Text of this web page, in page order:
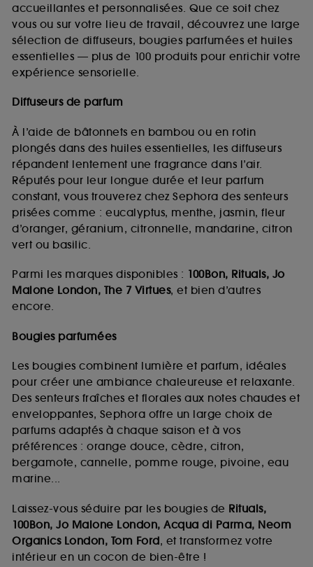
accueillantes et personnalisées. Que ce soit chez
vous ou sur votre lieu de travail, découvrez une large
sélection de diffuseurs, bougies parfumées et huiles
essentielles — plus de 100 produits pour enrichir votre
expérience sensorielle.
Diffuseurs de parfum
À l’aide de bâtonnets en bambou ou en rotin
plongés dans des huiles essentielles, les diffuseurs
répandent lentement une fragrance dans l’air.
Réputés pour leur longue durée et leur parfum
constant, vous trouverez chez Sephora des senteurs
prisées comme : eucalyptus, menthe, jasmin, fleur
d’oranger, géranium, citronnelle, mandarine, citron
vert ou basilic.
Parmi les marques disponibles : 100Bon, Rituals, Jo
Malone London, The 7 Virtues, et bien d’autres
encore.
Bougies parfumées
Les bougies combinent lumière et parfum, idéales
pour créer une ambiance chaleureuse et relaxante.
Des senteurs fraîches et florales aux notes chaudes et
enveloppantes, Sephora offre un large choix de
parfums adaptés à chaque saison et à vos
préférences : orange douce, cèdre, citron,
bergamote, cannelle, pomme rouge, pivoine, eau
marine...
Laissez-vous séduire par les bougies de Rituals,
100Bon, Jo Malone London, Acqua di Parma, Neom
Organics London, Tom Ford, et transformez votre
intérieur en un cocon de bien-être !